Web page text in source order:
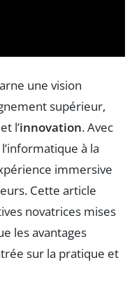
une vision
supérieur,
et l’innovation. Avec
à la
immersive
Cette article
novatrices mises
les avantages
sur la pratique et